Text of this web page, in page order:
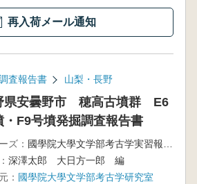
再入荷メール通知
査報告書 山梨・長野
県安曇野市 穂高古墳群 E6
・F9号墳発掘調査報告書
ズ：
深澤太郎 大日方一郎 編
： 國學院大學文学部考古学研究室